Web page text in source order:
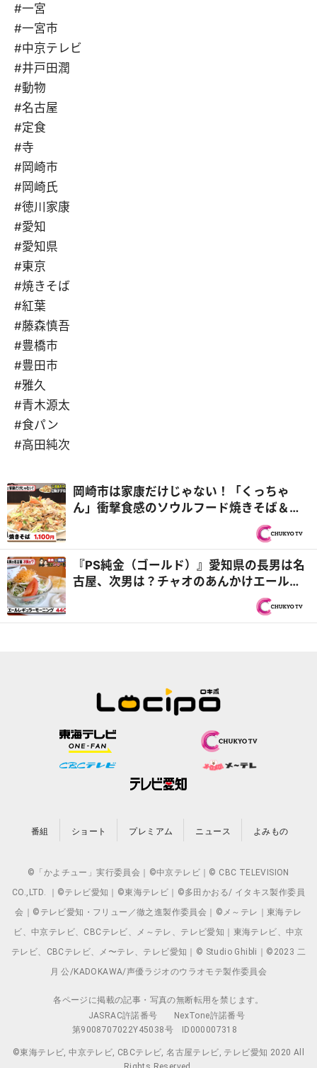
#一宮
#一宮市
#中京テレビ
#井戸田潤
#動物
#名古屋
#定食
#寺
#岡崎市
#岡崎氏
#徳川家康
#愛知
#愛知県
#東京
#焼きそば
#紅葉
#藤森慎吾
#豊橋市
#豊田市
#雅久
#青木源太
#食パン
#高田純次
岡崎市は家康だけじゃない！「くっちゃ
ん」衝撃食感のソウルフード焼きそば＆
「バプール」シャカシャカもちもちドーナ
『PS純金（ゴールド）』愛知県の長男は名
古屋、次男は？チャオのあんかけエールス
番組 ショート プレミアム ニュース よみもの
©「かよチュー」実行委員会｜©中京テレビ｜© CBC TELEVISION
CO.,LTD. ｜©テレビ愛知｜©東海テレビ｜©多田かおる/ イタキス製作委員
会｜©テレビ愛知・フリュー／徹之進製作委員会｜©メ～テレ｜東海テレ
ビ、中京テレビ、CBCテレビ、メ～テレ、テレビ愛知｜東海テレビ、中京
テレビ、CBCテレビ、メ〜テレ、テレビ愛知｜© Studio Ghibli｜©2023 二
月 公/KADOKAWA/声優ラジオのウラオモテ製作委員会
各ページに掲載の記事・写真の無断転用を禁じます。
JASRAC許諾番号
NexTone許諾番号
第9008707022Y45038号
ID000007318
©東海テレビ, 中京テレビ, CBCテレビ, 名古屋テレビ, テレビ愛知 2020 All